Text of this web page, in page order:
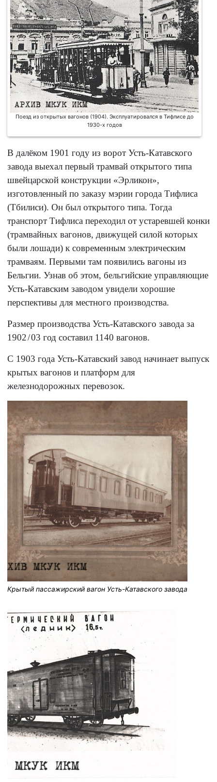
Поезд из открытых вагонов (1904). Эксплуатировался в Тифлисе до
1930-х годов
В далёком 1901 году из ворот Усть-Катавского
завода выехал первый трамвай открытого типа
швейцарской конструкции «Эрликон»,
изготовленный по заказу мэрии города Тифлиса
(Тбилиси). Он был открытого типа. Тогда
транспорт Тифлиса переходил от устаревшей конки
(трамвайных вагонов, движущей силой которых
были лошади) к современным электрическим
трамваям. Первыми там появились вагоны из
Бельгии. Узнав об этом, бельгийские управляющие
Усть-Катавским заводом увидели хорошие
перспективы для местного производства.
Размер производства Усть-Катавского завода за
1902 / 03 год составил 1140 вагонов.
С 1903 года Усть-Катавский завод начинает выпуск
крытых вагонов и платформ для
железнодорожных перевозок.
Крытый пассажирский вагон Усть-Катавского завода